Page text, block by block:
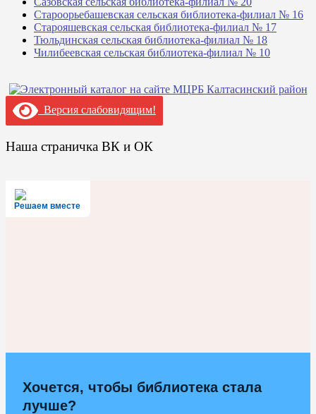
Староорьебашевская сельская библиотека-филиал № 16
Старояшевская сельская библиотека-филиал № 17
Тюльдинская сельская библиотека-филиал № 18
Чилибеевская сельская библиотека-филиал № 10
Версия слабовидящим!
Наша страничка ВК и ОК
Решаем вместе
Хочется, чтобы библиотека стала
лучше?